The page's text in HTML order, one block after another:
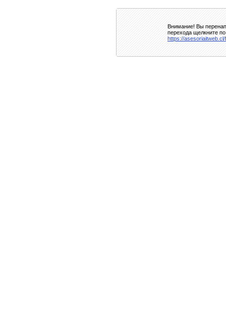
Внимание! Вы
перехода щелкните
https://